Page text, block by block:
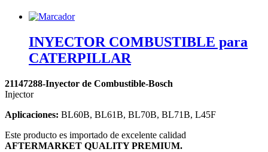
INYECTOR COMBUSTIBLE para
CATERPILLAR
21147288-Inyector de Combustible-Bosch
Injector
Aplicaciones: BL60B, BL61B, BL70B, BL71B, L45F
Este producto es importado de excelente calidad
AFTERMARKET QUALITY PREMIUM.